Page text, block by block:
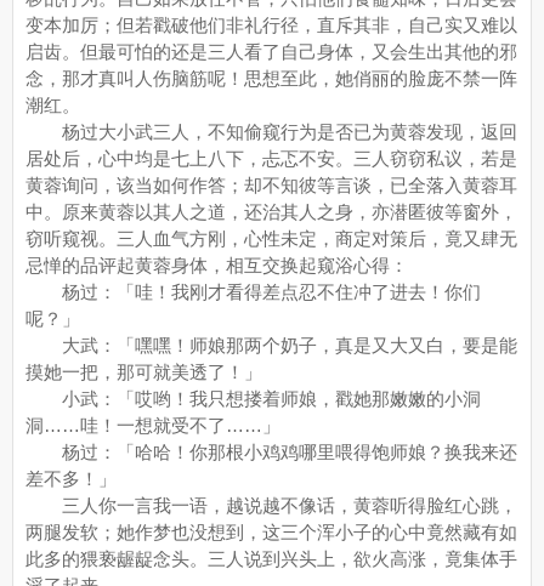
变本加厉；但若戳破他们非礼行径，直斥其非，自己实又难以
启齿。但最可怕的还是三人看了自己身体，又会生出其他的邪
念，那才真叫人伤脑筋呢！思想至此，她俏丽的脸庞不禁一阵
潮红。
杨过大小武三人，不知偷窥行为是否已为黄蓉发现，返回
居处后，心中均是七上八下，忐忑不安。三人窃窃私议，若是
黄蓉询问，该当如何作答；却不知彼等言谈，已全落入黄蓉耳
中。原来黄蓉以其人之道，还治其人之身，亦潜匿彼等窗外，
窃听窥视。三人血气方刚，心性未定，商定对策后，竟又肆无
忌惮的品评起黄蓉身体，相互交换起窥浴心得：
杨过：「哇！我刚才看得差点忍不住冲了进去！你们
呢？」
大武：「嘿嘿！师娘那两个奶子，真是又大又白，要是能
摸她一把，那可就美透了！」
小武：「哎哟！我只想搂着师娘，戳她那嫩嫩的小洞
洞……哇！一想就受不了……」
杨过：「哈哈！你那根小鸡鸡哪里喂得饱师娘？换我来还
差不多！」
三人你一言我一语，越说越不像话，黄蓉听得脸红心跳，
两腿发软；她作梦也没想到，这三个浑小子的心中竟然藏有如
此多的猥亵龌龊念头。三人说到兴头上，欲火高涨，竟集体手